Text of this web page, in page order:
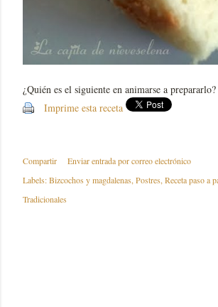
¿Quién es el siguiente en animarse a prepararlo?
Imprime esta receta
Compartir
Enviar entrada por correo electrónico
Labels:Bizcochos y magdalenas Postres Receta paso a
Tradicionales